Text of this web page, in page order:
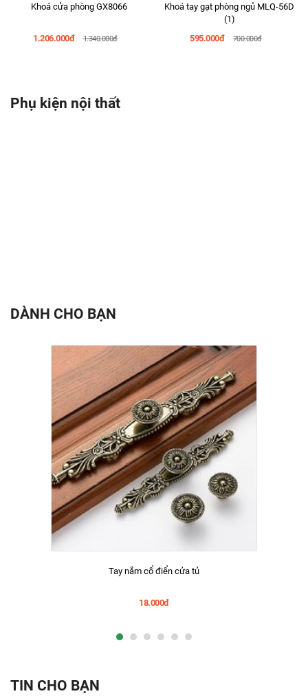
Khoá cửa phòng GX8066
1.206.000đ 1.340.000đ
Khoá tay gạt phòng ngủ MLQ-56D
(1)
595.000đ
700.000đ
Phụ kiện nội thất
DÀNH CHO BẠN
Tay nắm cổ điển cửa tủ
18.000đ
TIN CHO BẠN